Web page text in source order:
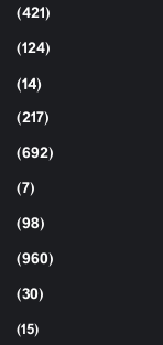
(421)
(124)
(14)
(217)
(692)
(7)
(98)
(960)
(30)
(15)